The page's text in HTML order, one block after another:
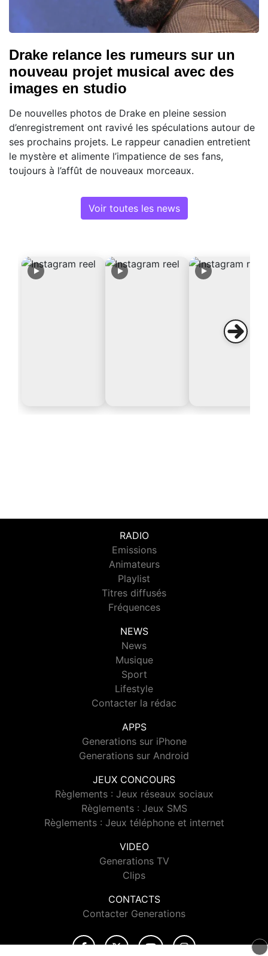
Drake relance les rumeurs sur un
nouveau projet musical avec des
images en studio
De nouvelles photos de Drake en pleine session
d’enregistrement ont ravivé les spéculations autour de
ses prochains projets. Le rappeur canadien entretient
le mystère et alimente l’impatience de ses fans,
toujours à l’affût de nouveaux morceaux.
Voir toutes les news
RADIO
Emissions
Animateurs
Playlist
Titres diffusés
Fréquences
NEWS
News
Musique
Sport
Lifestyle
Contacter la rédac
APPS
Generations sur iPhone
Generations sur Android
JEUX CONCOURS
Règlements : Jeux réseaux sociaux
Règlements : Jeux SMS
Règlements : Jeux téléphone et internet
VIDEO
Generations TV
Clips
CONTACTS
Contacter Generations